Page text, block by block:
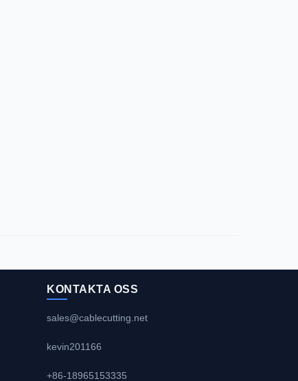
KONTAKTA OSS
sales@cablecutting.net
kevin201166
+86-18965153335